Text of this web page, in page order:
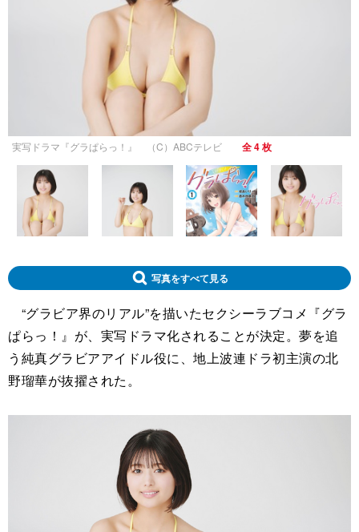
実写ドラマ『グラぱらっ！』 （C）ABCテレビ 全 4 枚
写真をすべて見る
“グラビア界のリアル”を描いたセクシーラブコメ『グラ
ぱらっ！』が、実写ドラマ化されることが決定。夢を追
う純真グラビアアイドル役に、地上波連ドラ初主演の北
野瑠華が抜擢された。